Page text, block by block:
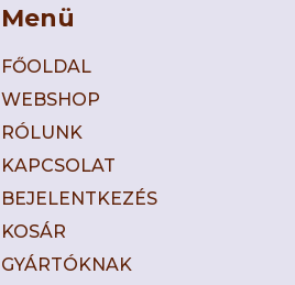
Menü
FŐOLDAL
WEBSHOP
RÓLUNK
KAPCSOLAT
BEJELENTKEZÉS
KOSÁR
GYÁRTÓKNAK